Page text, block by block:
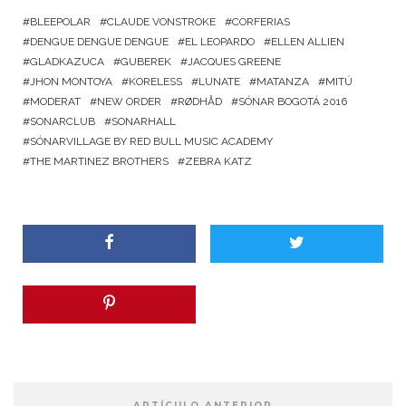
BLEEPOLAR CLAUDE VONSTROKE
CORFERIAS
DENGUE DENGUE DENGUE
EL LEOPARDO
ELLEN ALLIEN
GLADKAZUCA
GUBEREK
JACQUES GREENE
JHON MONTOYA
KORELESS LUNATE MATANZA
MITÚ
MODERAT
NEW ORDER RØDHÅD
SÓNAR BOGOTÁ 2016
SONARCLUB
SONARHALL
SÓNARVILLAGE BY RED BULL MUSIC ACADEMY
THE MARTINEZ BROTHERS
ZEBRA KATZ